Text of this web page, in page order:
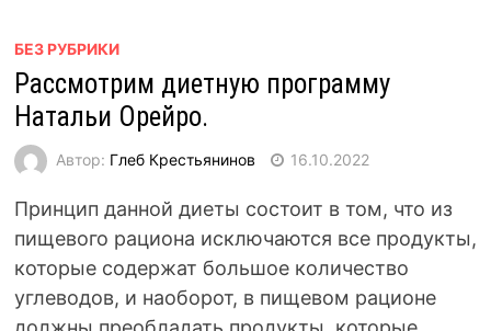
БЕЗ РУБРИКИ
Рассмотрим диетную программу
Натальи Орейро.
Автор: Глеб Крестьянинов 16.10.2022
Принцип данной диеты состоит в том, что из
пищевого рациона исключаются все продукты,
которые содержат большое количество
углеводов, и наоборот, в пищевом рационе